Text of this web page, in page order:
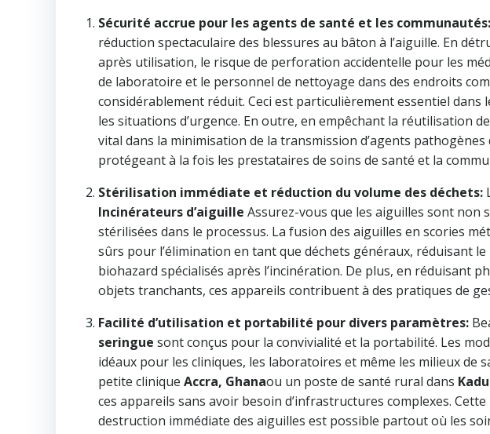
Sécurité accrue pour les agents de santé et les communautés:
réduction spectaculaire des blessures au bâton à l’aiguille. En
après utilisation, le risque de perforation accidentelle pour les
de laboratoire et le personnel de nettoyage dans des endroits
considérablement réduit. Ceci est particulièrement essentiel dans
les situations d’urgence. En outre, en empêchant la réutilisation
vital dans la minimisation de la transmission d’agents
protégeant à la fois les prestataires de soins de santé et la
Stérilisation immédiate et réduction du volume des déchets:
Incinérateurs d’aiguille Assurez-vous que les aiguilles sont non
stérilisées dans le processus. La fusion des aiguilles en scories
sûrs pour l’élimination en tant que déchets généraux, réduisant
biohazard spécialisés après l’incinération. De plus, en réduisant
objets tranchants, ces appareils contribuent à des pratiques de
Facilité d’utilisation et portabilité pour divers paramètres:
seringue sont conçus pour la convivialité et la portabilité. Les
idéaux pour les cliniques, les laboratoires et même les milieux de
petite clinique Accra, Ghanaou un poste de santé rural dans
ces appareils sans avoir besoin d’infrastructures complexes.
destruction immédiate des aiguilles est possible partout où les